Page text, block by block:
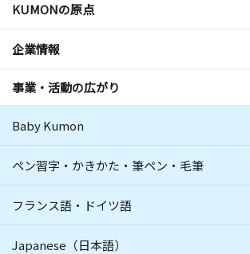
KUMONの原点
企業情報
事業・活動の広がり
Baby Kumon
ペン習字・かきかた・筆ペン・毛筆
フランス語・ドイツ語
Japanese（日本語）